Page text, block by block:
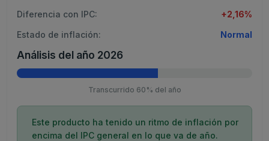
Diferencia con IPC:
+2,16%
Estado de inflación:
Normal
Análisis del año 2026
Transcurrido 60% del año
Este producto ha tenido un ritmo de inflación por
encima del IPC general en lo que va de año.